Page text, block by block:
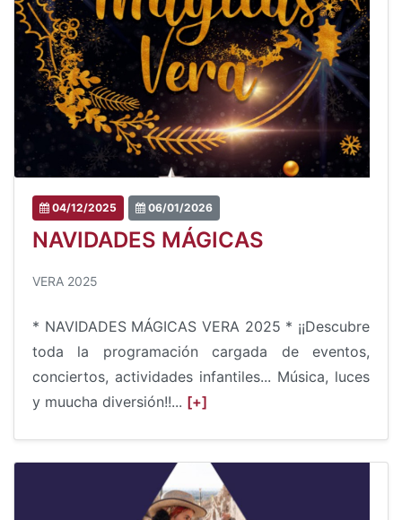
04/12/2025 06/01/2026
NAVIDADES MÁGICAS
VERA 2025
* NAVIDADES MÁGICAS VERA 2025 * ¡¡Descubre
toda la programación cargada de eventos,
conciertos, actividades infantiles... Música, luces
y muucha diversión!!... [+]